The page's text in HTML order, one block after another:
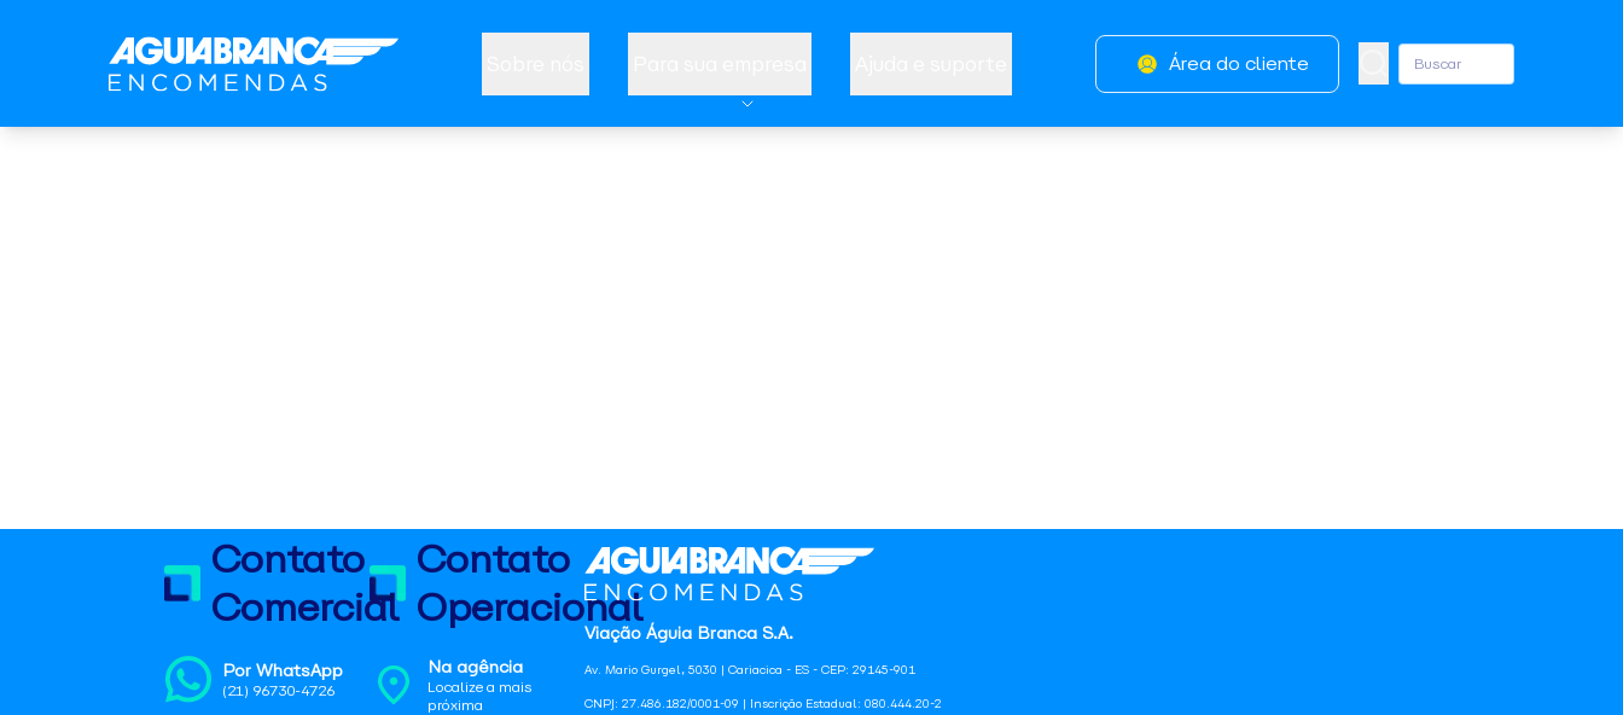
Área do cliente
Viação Águia Branca S.A.
Av. Mario Gurgel, 5030 | Cariacica - ES - CEP: 29145-901
CNPJ: 27.486.182/0001-09 | Inscrição Estadual: 080.444.20-2
Contato
Comercial
Por WhatsApp
(21) 96730-4726
Contato
Operacional
Na agência
Localize a mais
próxima